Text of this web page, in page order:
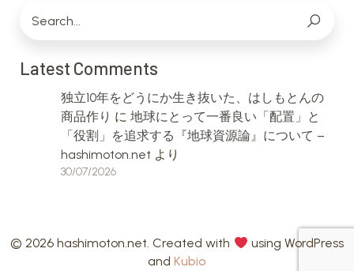
Latest Comments
独立10年をどうにか生き抜いた、はしもとんの
商品作り に 地球にとって一番良い「配置」と
「役割」を追求する『地球資源論』について –
hashimoton.net より
30/07/2026
© 2026 hashimoton.net. Created with
using WordPress
and Kubio